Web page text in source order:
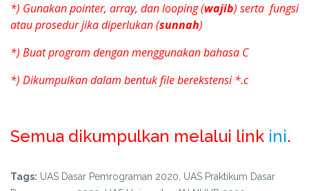
*) Gunakan pointer, array, dan looping (wajib) serta fungsi
atau prosedur jika diperlukan (sunnah)
*) Buat program dengan menggunakan bahasa C
*) Dikumpulkan dalam bentuk file berekstensi *.c
Semua dikumpulkan melalui link ini.
Tags: UAS Dasar Pemrograman 2020, UAS Praktikum Dasar